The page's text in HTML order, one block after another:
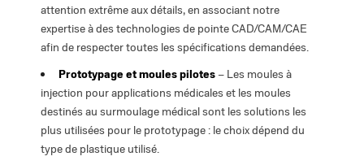
attention extrême aux détails, en associant notre
expertise à des technologies de pointe CAD/CAM/CAE
afin de respecter toutes les spécifications demandées.
Prototypage et moules pilotes – Les moules à
injection pour applications médicales et les moules
destinés au surmoulage médical sont les solutions les
plus utilisées pour le prototypage : le choix dépend du
type de plastique utilisé.